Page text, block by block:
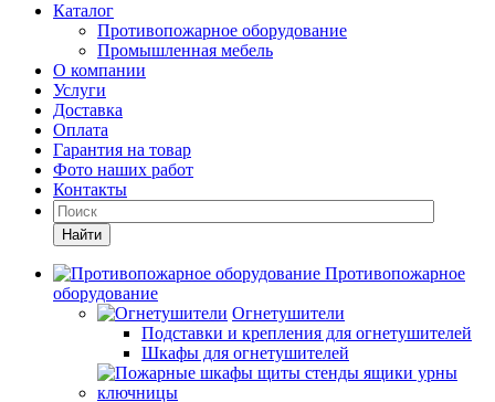
Каталог
Противопожарное оборудование
Промышленная мебель
О компании
Услуги
Доставка
Оплата
Гарантия на товар
Фото наших работ
Контакты
Найти
Противопожарное
оборудование
Огнетушители
Подставки и крепления для огнетушителей
Шкафы для огнетушителей